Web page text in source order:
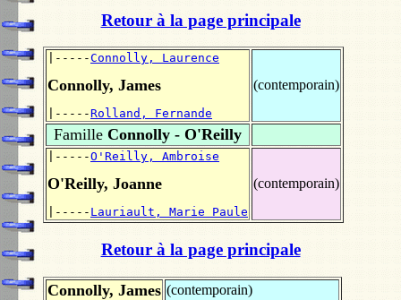
Retour à la page principale
|-----Connolly, Laurence
Connolly, James
|-----Rolland, Fernande
(contemporain)
Famille Connolly - O'Reilly
|-----O'Reilly, Ambroise
O'Reilly, Joanne
|----- Lauriault, Marie Paule
(contemporain)
Retour à la page principale
Connolly, James (contemporain)